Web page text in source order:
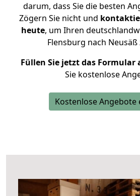
darum, dass Sie die besten
Zögern Sie nicht und
heute, um Ihren
Flensburg nach Neusäß
Füllen Sie jetzt das Formular
Sie kostenlose
Kostenlose Angebote